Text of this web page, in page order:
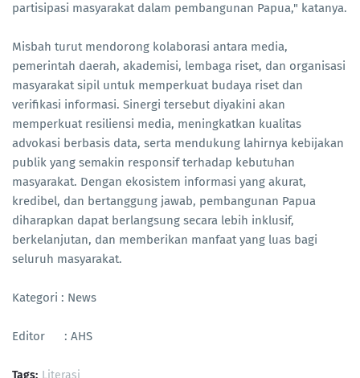
partisipasi masyarakat dalam pembangunan Papua," katanya.
Misbah turut mendorong kolaborasi antara media,
pemerintah daerah, akademisi, lembaga riset, dan organisasi
masyarakat sipil untuk memperkuat budaya riset dan
verifikasi informasi. Sinergi tersebut diyakini akan
memperkuat resiliensi media, meningkatkan kualitas
advokasi berbasis data, serta mendukung lahirnya kebijakan
publik yang semakin responsif terhadap kebutuhan
masyarakat. Dengan ekosistem informasi yang akurat,
kredibel, dan bertanggung jawab, pembangunan Papua
diharapkan dapat berlangsung secara lebih inklusif,
berkelanjutan, dan memberikan manfaat yang luas bagi
seluruh masyarakat.
Kategori : News
Editor : AHS